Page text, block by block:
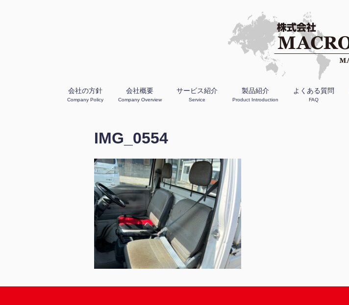
会社の方針
Company Policy
会社概要
Company Overview
サービス紹介
Service
製品紹介
Product Introduction
よくある質問
FAQ
IMG_0554